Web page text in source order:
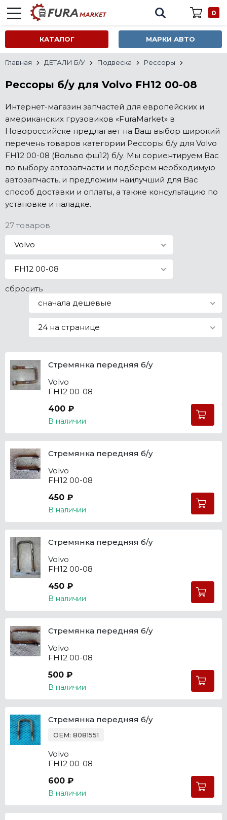
0
КАТАЛОГ МАРКИ АВТО
Все марки
Главная ДЕТАЛИ Б/У Подвеска Рессоры
Рессоры б/у для Volvo FH12 00-08
Интернет-магазин запчастей для европейских и
американских грузовиков «FuraMarket» в
Новороссийске предлагает на Ваш выбор широкий
перечень товаров категории Рессоры б/у для Volvo
FH12 00-08 (Вольво фш12) б/у. Мы сориентируем Вас
по выбору автозапчасти и подберем необходимую
автозапчасть, и предложим наилучший для Вас
способ доставки и оплаты, а также консультацию по
установке и наладке.
27 товаров
Volvo
FH12 00-08
сбросить
сначала дешевые
24 на странице
Стремянка передняя б/у
Volvo
FH12 00-08
400 ₽
В наличии
Стремянка передняя б/у
Volvo
FH12 00-08
450 ₽
В наличии
Стремянка передняя б/у
Volvo
FH12 00-08
450 ₽
В наличии
Стремянка передняя б/у
Volvo
FH12 00-08
500 ₽
В наличии
Стремянка передняя б/у
OEM: 8081551
Volvo
FH12 00-08
600 ₽
В наличии